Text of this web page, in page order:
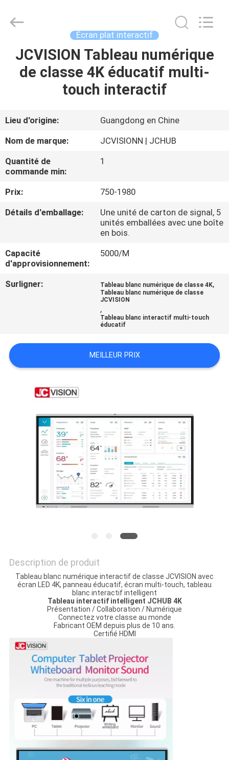
PRODUITS
À
PROPOS
DE
NOUS
DE
LA
QUALITÉ
NOUS
CONTACTER
ACTUALITÉS
AFFAIRES
PLAN
DU
POLITIQUE
CONFIDENTIALITÉ
Interactive
Technology
Reserved.
Écran plat interactif
JCVISION Tableau numérique
de classe 4K éducatif multi-
touch interactif
Lieu d'origine:
Guangdong en Chine
Nom de marque:
JCVISIONN | JCHUB
Quantité de
commande min:
1
Prix:
750-1980
Détails d'emballage:
Une unité de carton de signal, 5
unités emballées avec une boîte
en bois.
Capacité
d'approvisionnement:
5000/M
Surligner: Tableau blanc numérique de classe 4K,
Tableau blanc numérique de classe
JCVISION
,
Tableau blanc interactif multi-touch
éducatif
MEILLEUR PRIX
Description de produit
Tableau blanc numérique interactif de classe JCVISION avec
écran LED 4K, panneau éducatif, écran multi-touch, tableau
blanc interactif intelligent
Tableau interactif intelligent JCHUB 4K
Présentation / Collaboration / Numérique
Connectez votre classe au monde
Fabricant OEM depuis plus de 10 ans.
Certifié HDMI